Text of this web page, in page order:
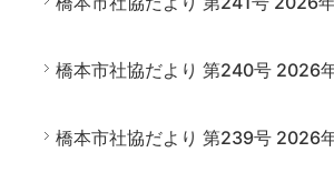
橋本市社協だより 第240号 2026
橋本市社協だより 第239号 2026